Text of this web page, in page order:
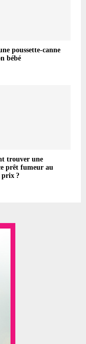
poussette-canne
bébé
trouver une
prêt fumeur au
prix ?